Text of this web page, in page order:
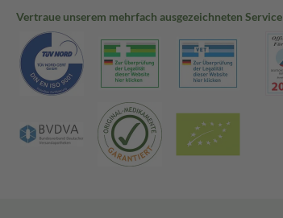
Vertraue unserem mehrfach ausgezeichneten Service